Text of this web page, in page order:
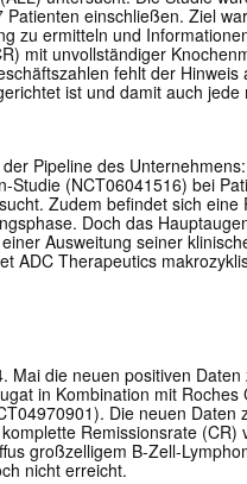
einschließen. Ziel
zu ermitteln und
mit unvollständiger
fehlt der Hinweis
ist und damit auch jede
Pipeline des
Studie (NCT06041516) bei
Zudem befindet sich eine
Doch das
Ausweitung seiner
ADC Therapeutics
Mai die neuen positiven Daten
in Kombination mit Roches
Die neuen Daten
Remissionsrate (CR)
großzelligem B-Zell-
nicht erreicht.